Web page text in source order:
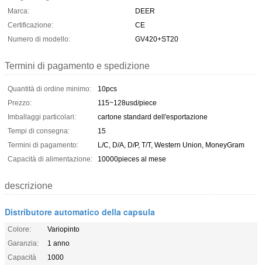
Marca:
DEER
Certificazione:
CE
Numero di modello:
GV420+ST20
Termini di pagamento e spedizione
Quantità di ordine minimo:
10pcs
Prezzo:
115~128usd/piece
Imballaggi particolari:
cartone standard dell'esportazione
Tempi di consegna:
15
Termini di pagamento:
L/C, D/A, D/P, T/T, Western Union, MoneyGram
Capacità di alimentazione:
10000pieces al mese
descrizione
Distributore automatico della capsula
Colore:
Variopinto
Garanzia:
1 anno
Capacità
1000